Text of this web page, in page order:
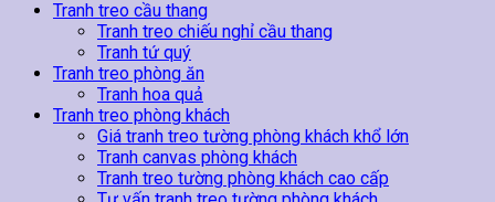
Tranh treo cầu thang
Tranh treo chiếu nghỉ cầu thang
Tranh tứ quý
Tranh treo phòng ăn
Tranh hoa quả
Tranh treo phòng khách
Giá tranh treo tường phòng khách khổ lớn
Tranh canvas phòng khách
Tranh treo tường phòng khách cao cấp